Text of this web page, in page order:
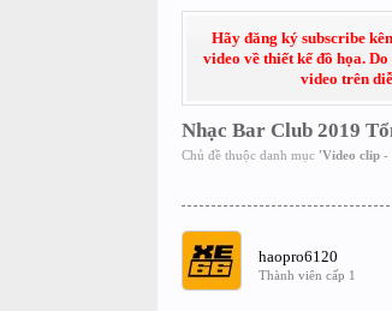
Hãy đăng ký subscribe
video về thiết kế đồ họa.
video trên
Nhạc Bar Club 2019
Chủ đề thuộc danh mục 'Video clip -
haopro6120
Thành viên cấp 1